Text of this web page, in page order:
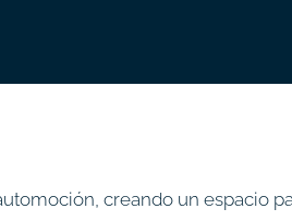
creando un espacio